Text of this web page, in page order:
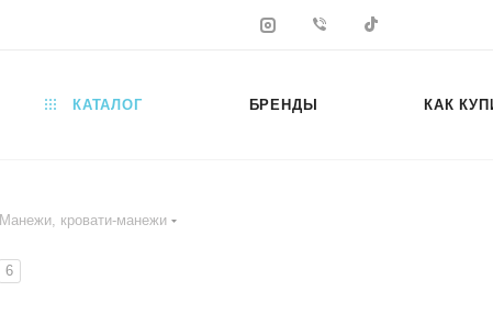
КАТАЛОГ БРЕНДЫ КАК
Манежи, кровати-манежи
6